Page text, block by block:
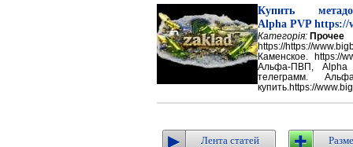
Купить
Alpha PVP https://
Категорія: Прочее
https://https://
Каменское. https://
Альфа-ПВП, Alpha
телеграмм.
купить.https://
Лента статей